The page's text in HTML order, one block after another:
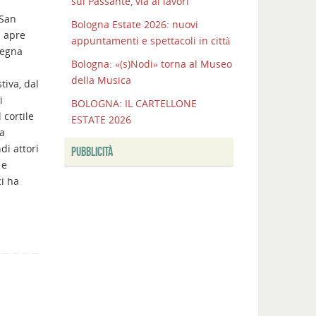
apre
dal
cortile
attori
ha
Bologna
Bologna Estate 2026: nuovi
appuntamenti e spettacoli in città
Bologna: «(s)Nodi» torna al Museo
della Musica
BOLOGNA: IL CARTELLONE
ESTATE 2026
PUBBLICITÀ